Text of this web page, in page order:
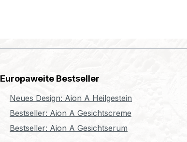
Europaweite Bestseller
Neues Design: Aion A Heilgestein
Bestseller: Aion A Gesichtscreme
Bestseller: Aion A Gesichtserum